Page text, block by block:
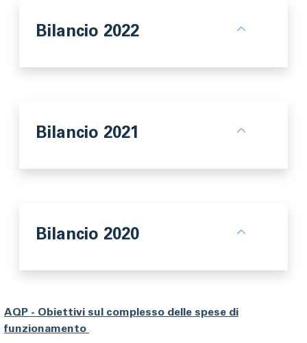
Bilancio 2022
Bilancio 2021
Bilancio 2020
AQP - Obiettivi sul complesso delle spese di
funzionamento